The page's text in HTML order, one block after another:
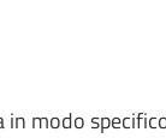
in modo